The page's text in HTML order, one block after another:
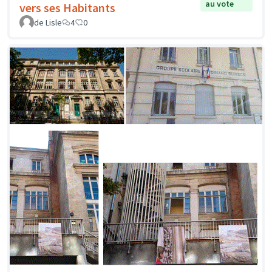
vers ses Habitants
au vote
de Lisle
4 0